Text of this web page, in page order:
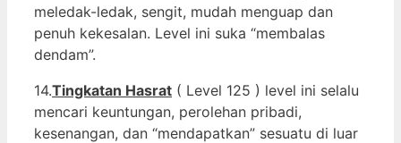
meledak-ledak, sengit, mudah menguap dan
penuh kekesalan. Level ini suka “membalas
dendam”.
14.Tingkatan Hasrat ( Level 125 ) level ini selalu
mencari keuntungan, perolehan pribadi,
kesenangan, dan “mendapatkan” sesuatu di luar